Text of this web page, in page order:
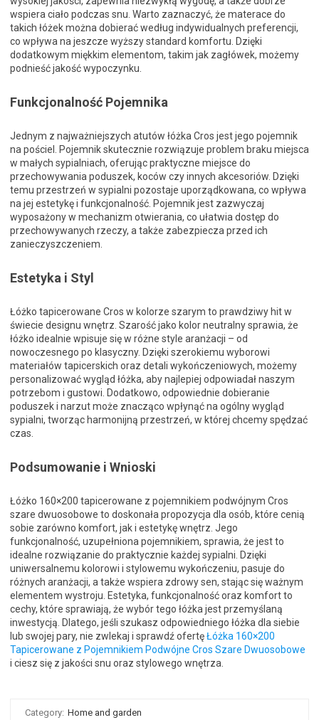
wspiera ciało podczas snu. Warto zaznaczyć, że materace do
takich łóżek można dobierać według indywidualnych preferencji,
co wpływa na jeszcze wyższy standard komfortu. Dzięki
dodatkowym miękkim elementom, takim jak zagłówek, możemy
podnieść jakość wypoczynku.
Funkcjonalność Pojemnika
Jednym z najważniejszych atutów łóżka Cros jest jego pojemnik
na pościel. Pojemnik skutecznie rozwiązuje problem braku miejsca
w małych sypialniach, oferując praktyczne miejsce do
przechowywania poduszek, koców czy innych akcesoriów. Dzięki
temu przestrzeń w sypialni pozostaje uporządkowana, co wpływa
na jej estetykę i funkcjonalność. Pojemnik jest zazwyczaj
wyposażony w mechanizm otwierania, co ułatwia dostęp do
przechowywanych rzeczy, a także zabezpiecza przed ich
zanieczyszczeniem.
Estetyka i Styl
Łóżko tapicerowane Cros w kolorze szarym to prawdziwy hit w
świecie designu wnętrz. Szarość jako kolor neutralny sprawia, że
łóżko idealnie wpisuje się w różne style aranżacji – od
nowoczesnego po klasyczny. Dzięki szerokiemu wyborowi
materiałów tapicerskich oraz detali wykończeniowych, możemy
personalizować wygląd łóżka, aby najlepiej odpowiadał naszym
potrzebom i gustowi. Dodatkowo, odpowiednie dobieranie
poduszek i narzut może znacząco wpłynąć na ogólny wygląd
sypialni, tworząc harmonijną przestrzeń, w której chcemy spędzać
czas.
Podsumowanie i Wnioski
Łóżko 160×200 tapicerowane z pojemnikiem podwójnym Cros
szare dwuosobowe to doskonała propozycja dla osób, które cenią
sobie zarówno komfort, jak i estetykę wnętrz. Jego
funkcjonalność, uzupełniona pojemnikiem, sprawia, że jest to
idealne rozwiązanie do praktycznie każdej sypialni. Dzięki
uniwersalnemu kolorowi i stylowemu wykończeniu, pasuje do
różnych aranżacji, a także wspiera zdrowy sen, stając się ważnym
elementem wystroju. Estetyka, funkcjonalność oraz komfort to
cechy, które sprawiają, że wybór tego łóżka jest przemyślaną
inwestycją. Dlatego, jeśli szukasz odpowiedniego łóżka dla siebie
lub swojej pary, nie zwlekaj i sprawdź ofertęŁóżka 160×200
Tapicerowane z Pojemnikiem Podwójne Cros Szare Dwuosobowe
i ciesz się z jakości snu oraz stylowego wnętrza.
Category: Home and garden